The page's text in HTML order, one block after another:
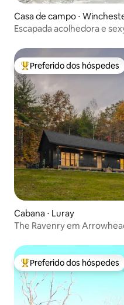
Casa de campo ⋅
Escapada acolhedora e
Entre os melhores
Preferido dos hóspedes
Cabana ⋅ Luray
The Ravenry em
Entre os melhores
Preferido dos hóspedes